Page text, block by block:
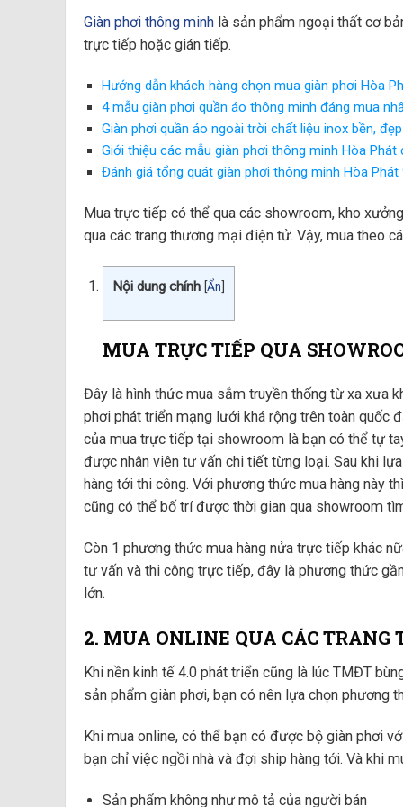
Giàn phơi thông minh là sản phẩm ngoại thất cơ
trực tiếp hoặc gián tiếp.
Hướng dẫn khách hàng chọn mua giàn phơi Hòa
4 mẫu giàn phơi quần áo thông minh đáng mua
Giàn phơi quần áo ngoài trời chất liệu inox bền, đẹp
Giới thiệu các mẫu giàn phơi thông minh Hòa Phát
Đánh giá tổng quát giàn phơi thông minh Hòa Phát
Mua trực tiếp có thể qua các showroom, kho
qua các trang thương mại điện tử. Vậy, mua theo
Nội dung chính [Ẩn
MUA TRỰC TIẾP QUA
Đây là hình thức mua sắm truyền thống từ xa xưa
phơi phát triển mạng lưới khá rộng trên toàn quốc
của mua trực tiếp tại showroom là bạn có thể tự
được nhân viên tư vấn chi tiết từng loại. Sau khi
hàng tới thi công. Với phương thức mua hàng này
cũng có thể bố trí được thời gian qua showroom
Còn 1 phương thức mua hàng nửa trực tiếp khác
tư vấn và thi công trực tiếp, đây là phương thức
lớn.
2. MUA ONLINE QUA CÁC
Khi nền kinh tế 4.0 phát triển cũng là lúc TMĐT
sản phẩm giàn phơi, bạn có nên lựa chọn phương
Khi mua online, có thể bạn có được bộ giàn phơi
bạn chỉ việc ngồi nhà và đợi ship hàng tới. Và khi
Sản phẩm không như mô tả của người bán